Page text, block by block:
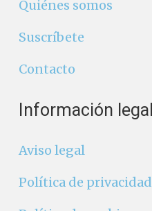
Quiénes somos
Suscríbete
Contacto
Información legal
Aviso legal
Política de privacidad